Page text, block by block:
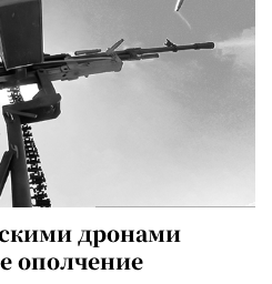
дронами
ополчение